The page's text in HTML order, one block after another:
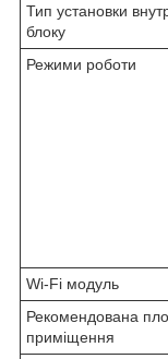
Тип установки
блоку
Режими роботи
Wi-Fi модуль
Рекомендована
приміщення